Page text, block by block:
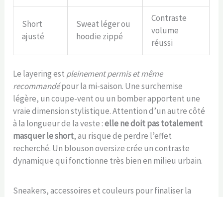
Short
ajusté
Sweat léger ou
hoodie zippé
Contraste
volume
réussi
Le layering est pleinement permis et même
recommandépour la mi-saison. Une surchemise
légère, un coupe-vent ou un bomber apportent une
vraie dimension stylistique. Attention d’un autre côté
à la longueur de la veste :elle ne doit pas totalement
masquer le short, au risque de perdre l’effet
recherché. Un blouson oversize crée un contraste
dynamique qui fonctionne très bien en milieu urbain.
Sneakers, accessoires et couleurs pour finaliser la